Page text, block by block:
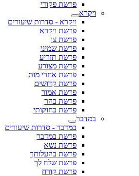
פרשת פקודי
ויקרא
ויקרא - סדרות שיעורים
פרשת ויקרא
פרשת צו
פרשת שמיני
פרשת תזריע
פרשת מצורע
פרשת אחרי מות
פרשת קדושים
פרשת אמור
פרשת בהר
פרשת בחוקותי
במדבר
במדבר - סדרות שיעורים
פרשת במדבר
פרשת נשא
פרשת בהעלותך
פרשת שלח לך
פרשת קורח